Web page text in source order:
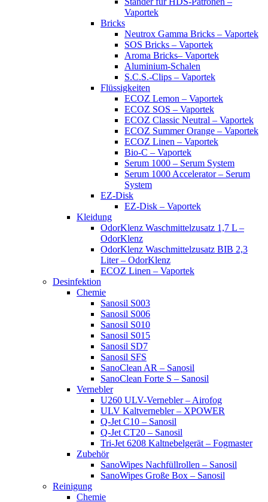
Vaportek
Bricks
Neutrox Gamma Bricks – Vaportek
SOS Bricks – Vaportek
Aroma Bricks– Vaportek
Aluminium-Schalen
S.C.S.-Clips – Vaportek
Flüssigkeiten
ECOZ Lemon – Vaportek
ECOZ SOS – Vaportek
ECOZ Classic Neutral – Vaportek
ECOZ Summer Orange – Vaportek
ECOZ Linen – Vaportek
Bio-C – Vaportek
Serum 1000 – Serum System
Serum 1000 Accelerator – Serum
System
EZ-Disk
EZ-Disk – Vaportek
Kleidung
OdorKlenz Waschmittelzusatz 1,7 L –
OdorKlenz
OdorKlenz Waschmittelzusatz BIB 2,3
Liter – OdorKlenz
ECOZ Linen – Vaportek
Desinfektion
Chemie
Sanosil S003
Sanosil S006
Sanosil S010
Sanosil S015
Sanosil SD7
Sanosil SFS
SanoClean AR – Sanosil
SanoClean Forte S – Sanosil
Vernebler
U260 ULV-Vernebler – Airofog
ULV Kaltvernebler – XPOWER
Q-Jet C10 – Sanosil
Q-Jet CT20 – Sanosil
Tri-Jet 6208 Kaltnebelgerät – Fogmaster
Zubehör
SanoWipes Nachfüllrollen – Sanosil
SanoWipes Große Box – Sanosil
Reinigung
Chemie